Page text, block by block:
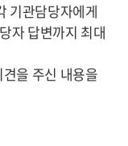
기관담당자에게
자 답변까지 최대
을 주신 내용을